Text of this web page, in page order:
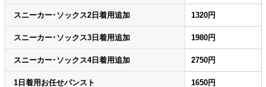
スニーカー･ソックス2日着用追加 1320円
スニーカー･ソックス3日着用追加 1980円
スニーカー･ソックス4日着用追加 2750円
1日着用お任せパンスト 1650円